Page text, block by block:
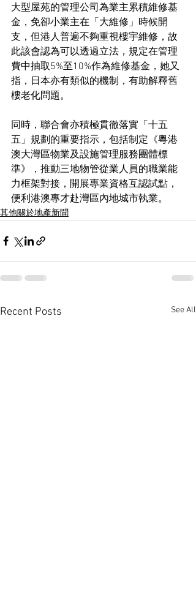
大型屋苑的管理公司為業主累積維修基
金，免卻小業主在「大維修」時候開
支，但港人普遍不夠重視樓宇維修，故
此該會認為可以透過立法，規定在管理
費中抽取5%至10%作為維修基金，她又
指，日本亦有類似的機制，有助解釋舊
樓老化問題。
同時，聯合會亦積極貫徹落實「十五
五」規劃的重要指示，包括制定《粵港
澳大灣區物業及設施管理服務團體標
準》，推動三地物管從業人員的職業能
力框架對接，開展專業資格互認試點，
便利港澳專才赴灣區內地城市執業。
其他關於地產新聞
Recent Posts See All